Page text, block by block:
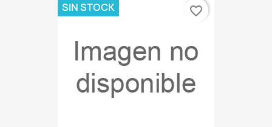
SIN STOCK favorite_border